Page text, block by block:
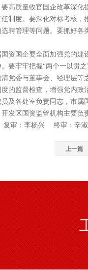
高质量收官国企改革深
制度。要深化对标考核
聘管理等问题。要抓好
国企要全面加强党的建
要牢牢把握“两个一以贯
党委与董事会、经理层等
的监督检查，增强党内
各处室负责同志，市属
发区国资监管机构主要
审：李杨兴 终审：辛淑
上一篇